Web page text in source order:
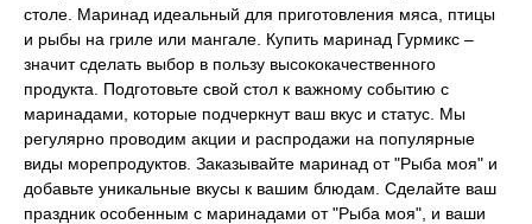
столе. Маринад идеальный для приготовления мяса, птицы
и рыбы на гриле или мангале. Купить маринад Гурмикс –
значит сделать выбор в пользу высококачественного
продукта. Подготовьте свой стол к важному событию с
маринадами, которые подчеркнут ваш вкус и статус. Мы
регулярно проводим акции и распродажи на популярные
виды морепродуктов. Заказывайте маринад от "Рыба моя" и
добавьте уникальные вкусы к вашим блюдам. Сделайте ваш
праздник особенным с маринадами от "Рыба моя", и ваши